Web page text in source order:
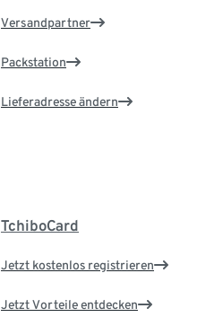
Versandpartner
Packstation
Lieferadresse ändern
TchiboCard
Jetzt kostenlos registrieren
Jetzt Vorteile entdecken